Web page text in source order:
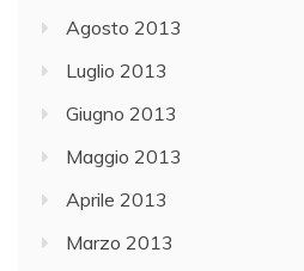
Agosto 2013
Luglio 2013
Giugno 2013
Maggio 2013
Aprile 2013
Marzo 2013